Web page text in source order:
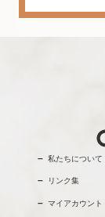
私たちについて
リンク集
マイアカウント